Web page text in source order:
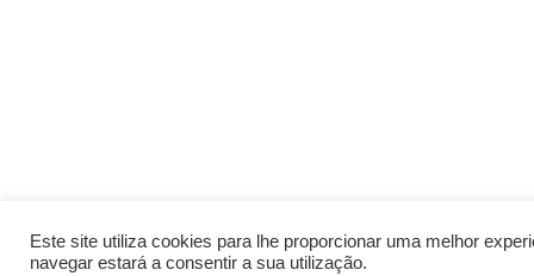
Este site utiliza cookies para lhe proporcionar uma melhor
navegar estará a consentir a sua utilização.